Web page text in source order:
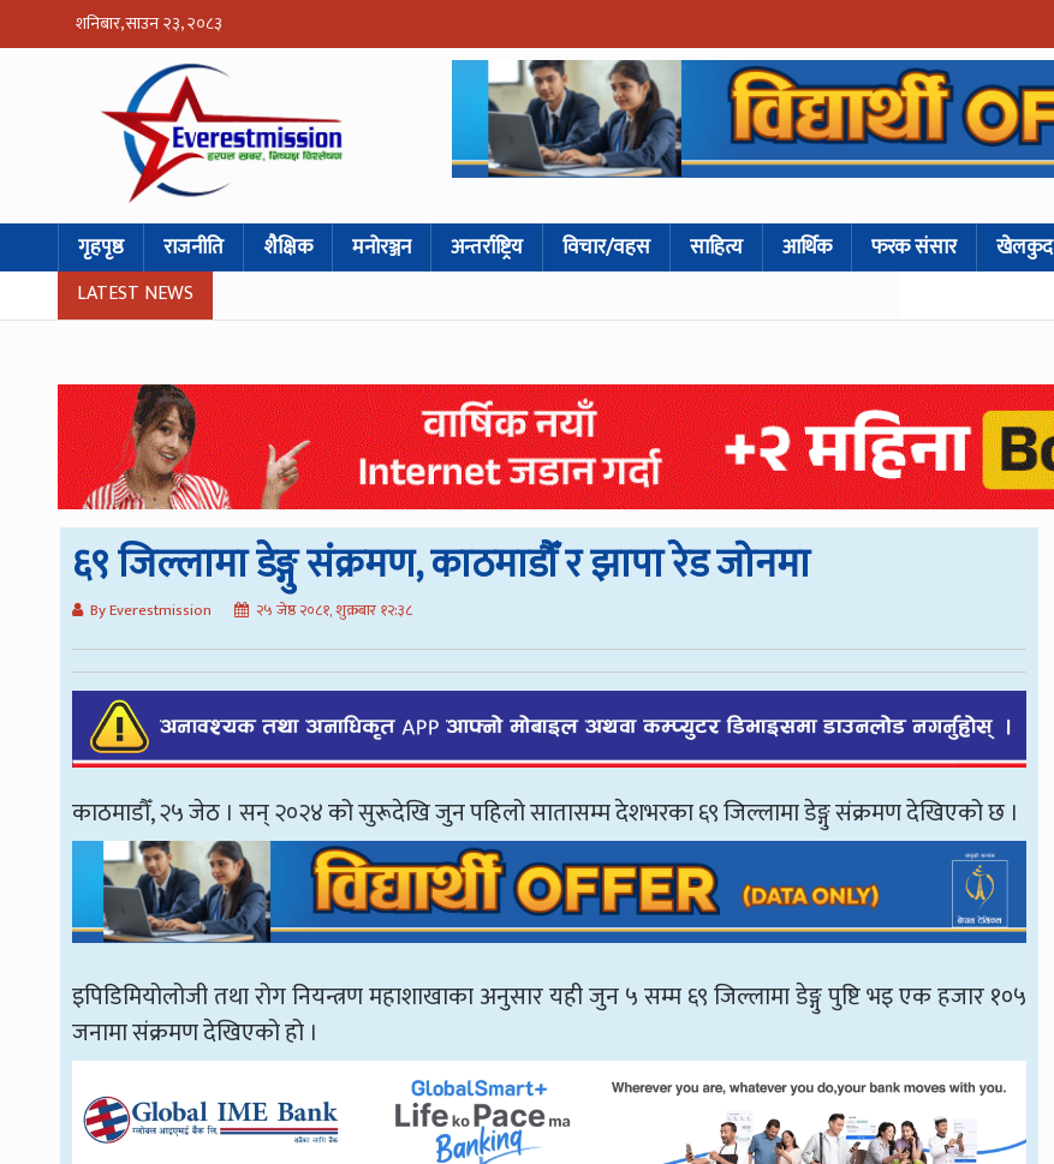
शनिबार, साउन २३, २०८३
गृहपृष्ठ राजनीति शैक्षिक मनोरञ्जन अन्तर्राष्ट्रिय विचार/वहस साहित्य आर्थिक फरक संसार खेलकुद
LATEST NEWS
६९ जिल्लामा डेङ्गु संक्रमण, काठमाडौँ र झापा रेड जोनमा
By Everestmission २५ जेष्ठ २०८१, शुक्रबार १२:३८
काठमाडौँ, २५ जेठ । सन् २०२४ को सुरूदेखि जुन पहिलो सातासम्म देशभरका ६९ जिल्लामा डेङ्गु संक्रमण देखिएको छ ।
इपिडिमियोलोजी तथा रोग नियन्त्रण महाशाखाका अनुसार यही जुन ५ सम्म ६९ जिल्लामा डेङ्गु पुष्टि भइ एक हजार १०५
जनामा संक्रमण देखिएको हो ।